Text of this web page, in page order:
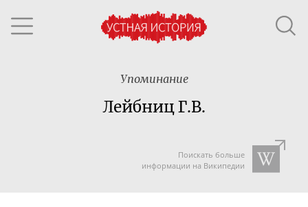
Упоминание
Лейбниц Г.В.
Поискать больше
информации на Википедии